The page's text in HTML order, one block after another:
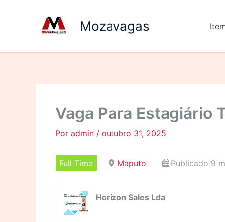
Mozavagas
Vaga Para Estagiário
Por admin / outubro 31, 2025
Full Time Maputo Publicado 9
Horizon Sales Lda